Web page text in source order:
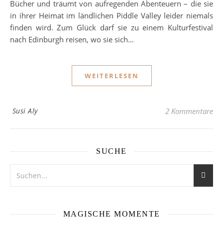
Bücher und träumt von aufregenden Abenteuern – die sie
in ihrer Heimat im ländlichen Piddle Valley leider niemals
finden wird. Zum Glück darf sie zu einem Kulturfestival
nach Edinburgh reisen, wo sie sich…
WEITERLESEN
Susi Aly 2 Kommentare
SUCHE
MAGISCHE MOMENTE